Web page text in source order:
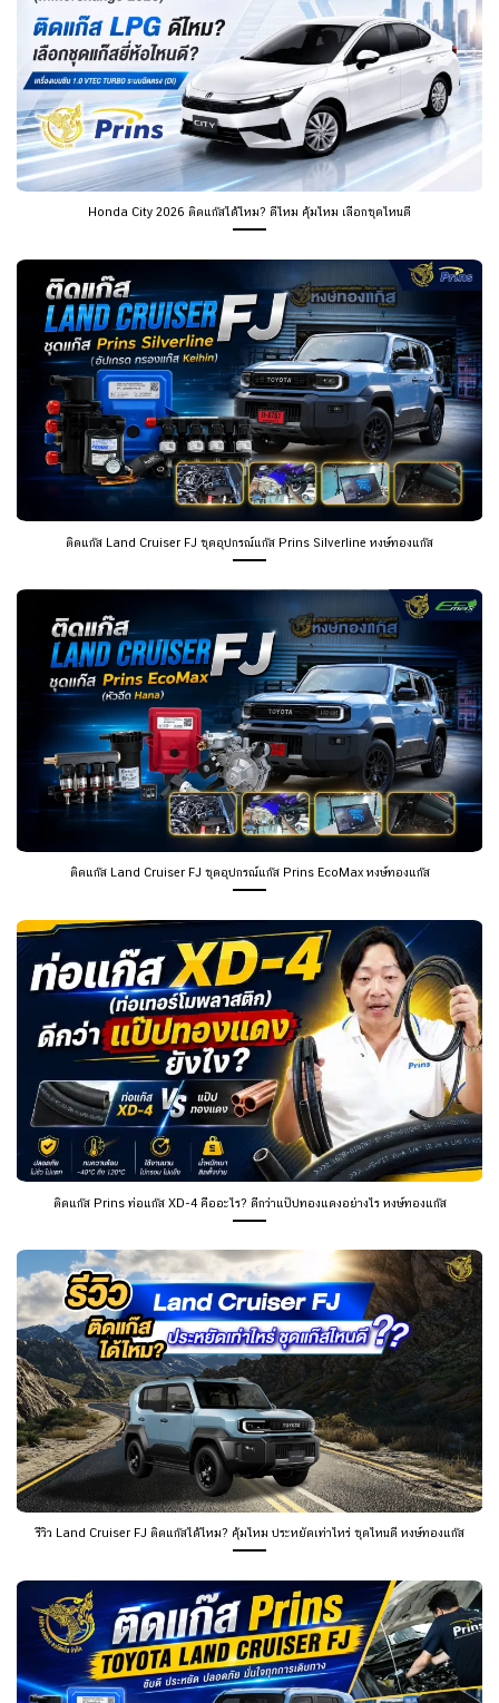
Honda City 2026 ติดแก๊สได้ไหม? ดีไหม คุ้มไหม เลือกชุดไหนดี
ติดแก๊ส Land Cruiser FJ ชุดอุปกรณ์แก๊ส Prins Silverline หงษ์ทองแก๊ส
ติดแก๊ส Land Cruiser FJ ชุดอุปกรณ์แก๊ส Prins EcoMax หงษ์ทองแก๊ส
ติดแก๊ส Prins ท่อแก๊ส XD-4 คืออะไร? ดีกว่าแป๊ปทองแดงอย่างไร หงษ์ทองแก๊ส
รีวิว Land Cruiser FJ ติดแก๊สได้ไหม? คุ้มไหม ประหยัดเท่าไหร่ ชุดไหนดี หงษ์ทองแก๊ส